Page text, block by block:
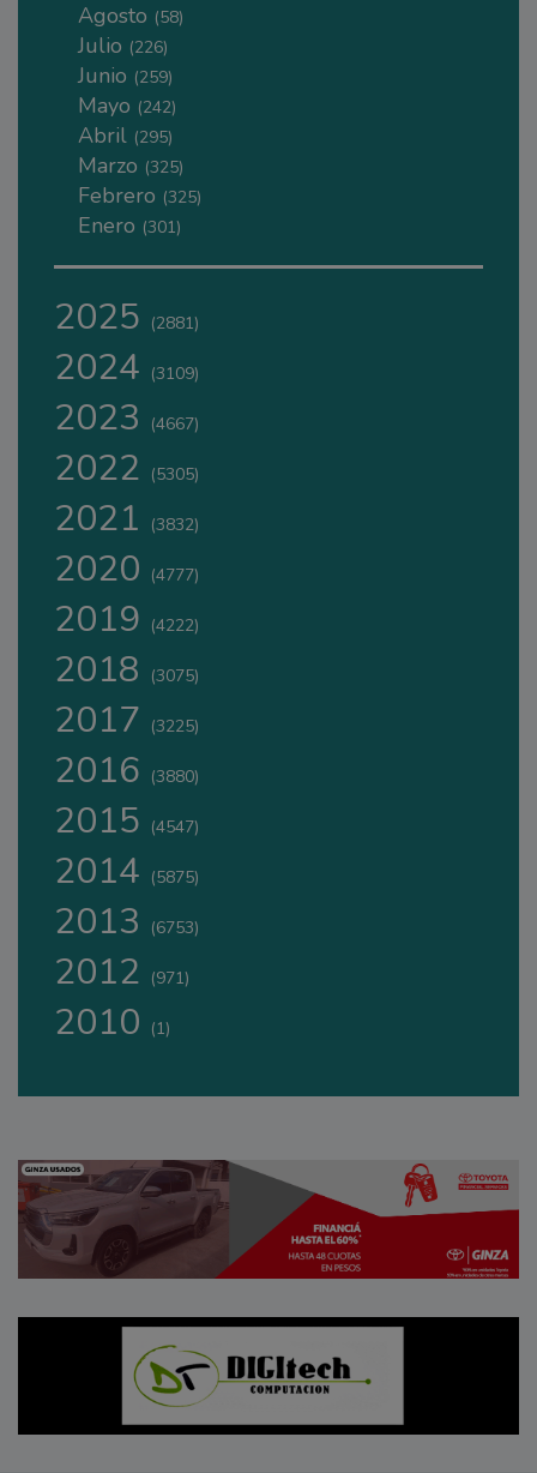
Agosto (58)
Julio (226)
Junio (259)
Mayo (242)
Abril (295)
Marzo (325)
Febrero (325)
Enero (301)
2025 (2881)
2024 (3109)
2023 (4667)
2022 (5305)
2021 (3832)
2020 (4777)
2019 (4222)
2018 (3075)
2017 (3225)
2016 (3880)
2015 (4547)
2014 (5875)
2013 (6753)
2012 (971)
2010 (1)